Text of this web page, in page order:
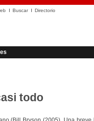
Buscar Directorio
todo